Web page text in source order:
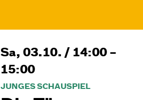
Sa, 03.10. / 14:00 –
15:00
JUNGES SCHAUSPIEL